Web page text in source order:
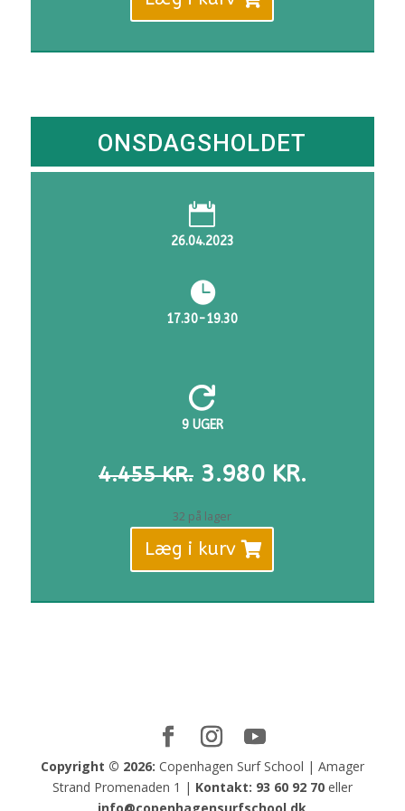
4.455 KR..
ONSDAGSHOLDET

26.04.2023

17.30-19.30

9 UGER
4.455KR. DEN
PRIS
VAR:
4.455 KR..
3.980 KR.DEN
32 på lager
Læg i kurv
Copyright © 2026: Copenhagen Surf School | Amager
Strand Promenaden 1 | Kontakt: 93 60 92 70eller